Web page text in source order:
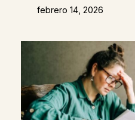
febrero 14, 2026